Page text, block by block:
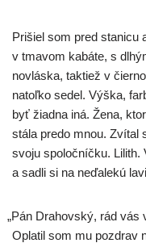
Prišiel som pred sta­ni­cu
v tma­vom kabá­te, s
nov­lás­ka, tak­tiež v
natoľ­ko sedel. Výška,
byť žiad­na iná. Žena,
stá­la pre­do mnou. Zvítal
svo­ju spo­loč­níč­ku. Lilith.
a sad­li si na neďa­le­kú
„Pán Drahovský, rád vás
Oplatil som mu pozdrav